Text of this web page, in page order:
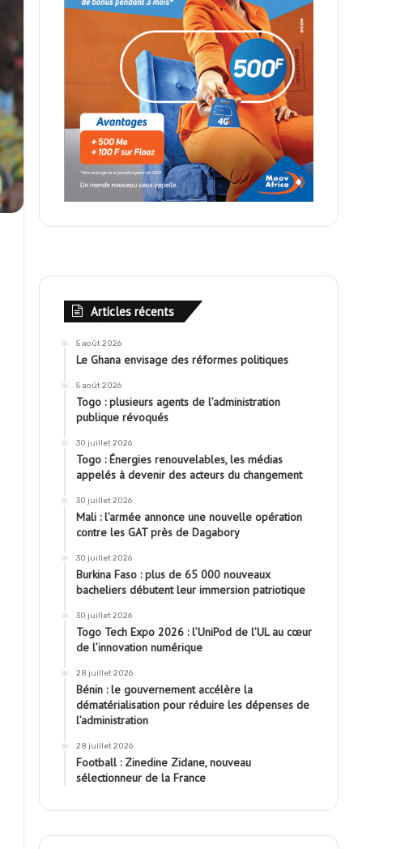
Articles récents
5 août 2026
Le Ghana envisage des réformes politiques
5 août 2026
Togo : plusieurs agents de l’administration
publique révoqués
30 juillet 2026
Togo : Énergies renouvelables, les médias
appelés à devenir des acteurs du changement
30 juillet 2026
Mali : l’armée annonce une nouvelle opération
contre les GAT près de Dagabory
30 juillet 2026
Burkina Faso : plus de 65 000 nouveaux
bacheliers débutent leur immersion patriotique
30 juillet 2026
Togo Tech Expo 2026 : l’UniPod de l’UL au cœur
de l’innovation numérique
28 juillet 2026
Bénin : le gouvernement accélère la
dématérialisation pour réduire les dépenses de
l’administration
28 juillet 2026
Football : Zinedine Zidane, nouveau
sélectionneur de la France